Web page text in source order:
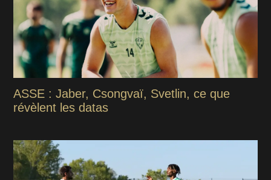
ASSE : Jaber, Csongvaï, Svetlin, ce que
révèlent les datas